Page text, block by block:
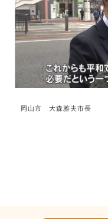
岡山市 大森雅夫市長